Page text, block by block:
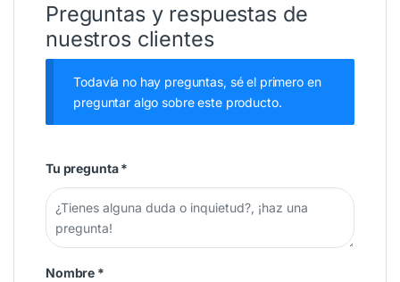
Preguntas y respuestas de
nuestros clientes
Todavía no hay preguntas, sé el primero en
preguntar algo sobre este producto.
Tu pregunta*
Nombre *